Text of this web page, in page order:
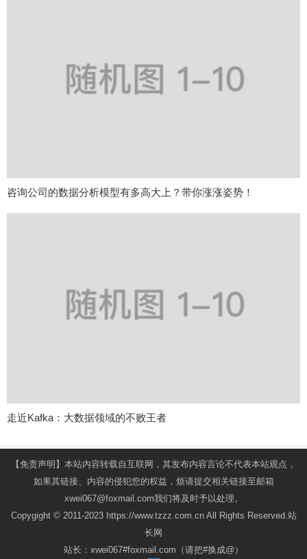
咨询公司的数据分析模型有多高大上？带你涨涨姿势！
走近Kafka：大数据领域的不败王者
【免责声明】本站内容转载自互联网，其发布内容言论不代表本站观点，
如果其链接、内容的侵犯您的权益，烦请提交相关链接至邮箱
xwei067@foxmail.com我们将及时予以处理。
Copygight © 2011-2023 https://www.tzzz.com.cn All Rights Reserved.站
长网
站长：xwei067#foxmail.com（请把#换成@）